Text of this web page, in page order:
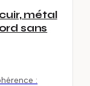
métal
sans
: